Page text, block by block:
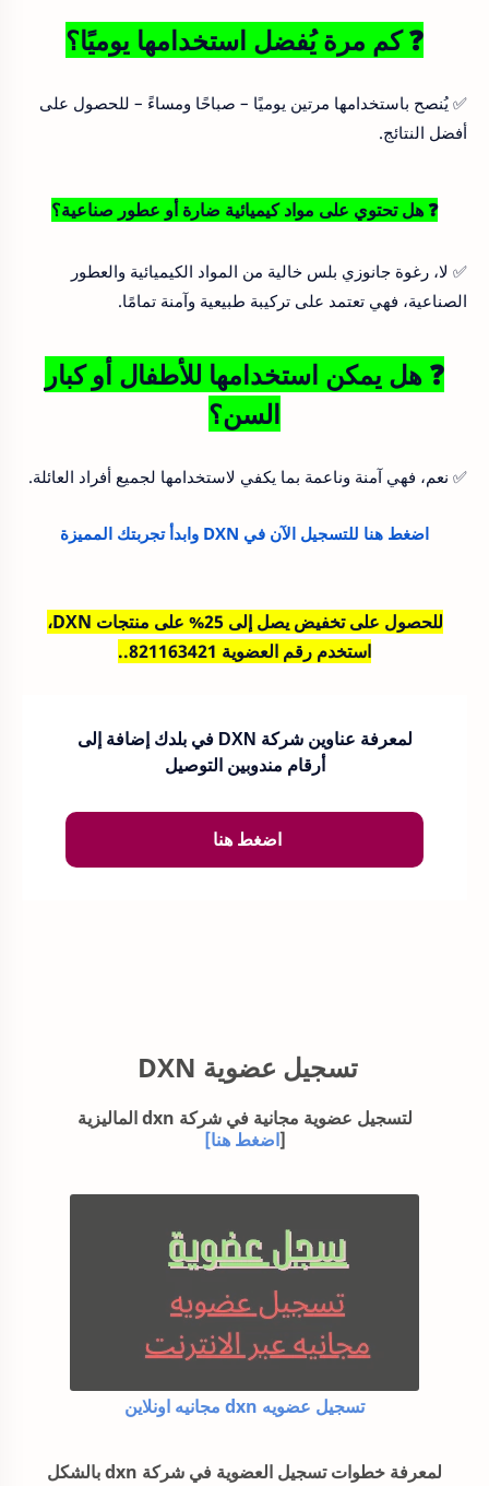
❓ كم مرة يُفضل استخدامها يوميًا؟
✅ يُنصح باستخدامها مرتين يوميًا – صباحًا ومساءً – للحصول على
أفضل النتائج.
❓ هل تحتوي على مواد كيميائية ضارة أو عطور صناعية؟
✅ لا، رغوة جانوزي بلس خالية من المواد الكيميائية والعطور
الصناعية، فهي تعتمد على تركيبة طبيعية وآمنة تمامًا.
❓ هل يمكن استخدامها للأطفال أو كبار
السن؟
✅ نعم، فهي آمنة وناعمة بما يكفي لاستخدامها لجميع أفراد العائلة.
اضغط هنا للتسجيل الآن في DXN وابدأ تجربتك المميزة
للحصول على تخفيض يصل إلى 25% على منتجات DXN،
استخدم رقم العضوية 821163421..
لمعرفة عناوين شركة DXN في بلدك إضافة إلى
أرقام مندوبين التوصيل
اضغط هنا
تسجيل عضوية DXN
لتسجيل عضوية مجانية في شركة dxn الماليزية
[اضغط هنا]
تسجيل عضويه dxn مجانيه اونلاين
لمعرفة خطوات تسجيل العضوية في شركة dxn بالشكل